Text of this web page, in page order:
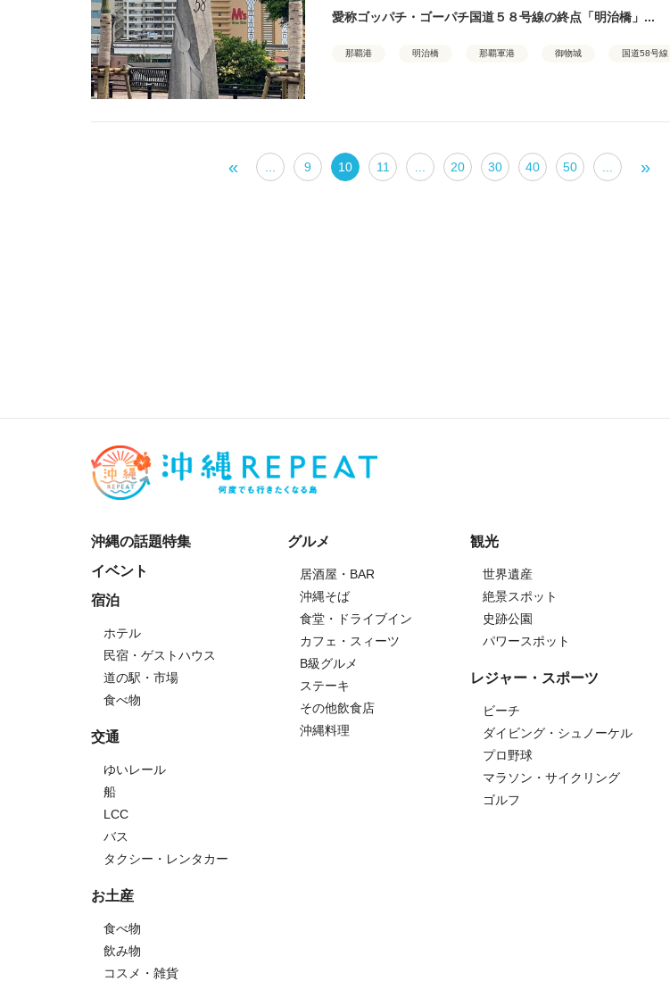
愛称ゴッパチ・ゴーパチ国道５８号線の終点「明治橋」...
那覇港 明治橋 那覇軍港 御物城 国道58号線
« 9 10 11 20 30 40 50 »
沖縄の話題特集
イベント
宿泊
ホテル
民宿・ゲストハウス
道の駅・市場
食べ物
交通
ゆいレール
船
LCC
バス
タクシー・レンタカー
お土産
食べ物
飲み物
コスメ・雑貨
グルメ
居酒屋・BAR
沖縄そば
食堂・ドライブイン
カフェ・スィーツ
B級グルメ
ステーキ
その他飲食店
沖縄料理
観光
世界遺産
絶景スポット
史跡公園
パワースポット
レジャー・スポーツ
ビーチ
ダイビング・シュノーケル
プロ野球
マラソン・サイクリング
ゴルフ